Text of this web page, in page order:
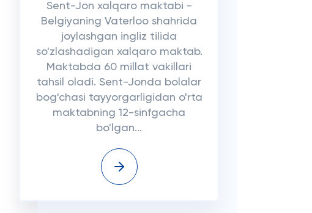
Sent-Jon xalqaro maktabi -
Belgiyaning Vaterloo shahrida
joylashgan ingliz tilida
so'zlashadigan xalqaro maktab.
Maktabda 60 millat vakillari
tahsil oladi. Sent-Jonda bolalar
bog'chasi tayyorgarligidan o'rta
maktabning 12-sinfgacha
bo'lgan...